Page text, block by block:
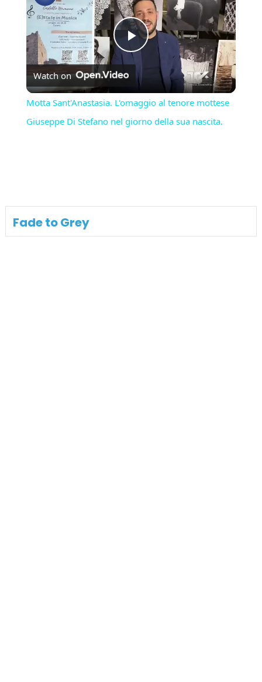
Play
Video
Watch on
Motta Sant'Anastasia. L'omaggio al tenore mottese
Giuseppe Di Stefano nel giorno della sua nascita.
Fade to Grey